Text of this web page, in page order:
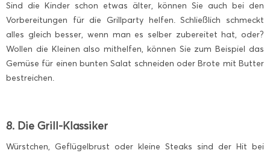
Sind die Kinder schon etwas älter, können Sie auch bei den
Vorbereitungen für die Grillparty helfen. Schließlich schmeckt
alles gleich besser, wenn man es selber zubereitet hat, oder?
Wollen die Kleinen also mithelfen, können Sie zum Beispiel das
Gemüse für einen bunten Salat schneiden oder Brote mit Butter
bestreichen.
8. Die Grill-Klassiker
Würstchen, Geflügelbrust oder kleine Steaks sind der Hit bei